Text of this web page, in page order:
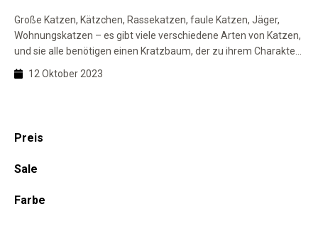
Große Katzen, Kätzchen, Rassekatzen, faule Katzen, Jäger,
Wohnungskatzen – es gibt viele verschiedene Arten von Katzen,
und sie alle benötigen einen Kratzbaum, der zu ihrem Charakter
und ihren Bedürfnissen passt.
12 Oktober 2023
Haupt-
Sidebar
Preis
Sale
Farbe